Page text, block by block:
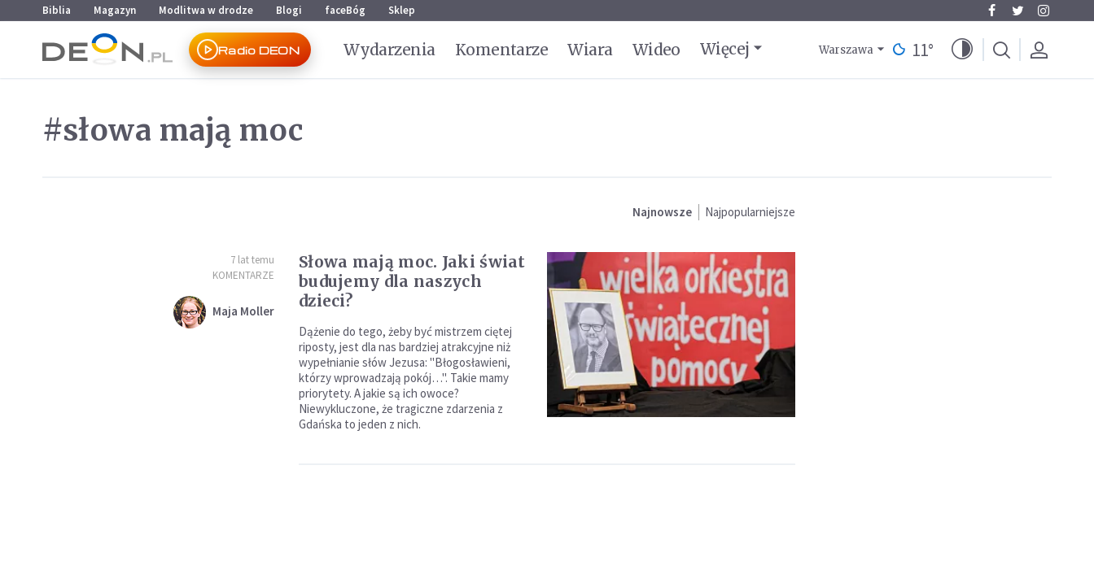
Przejdź do menu głównego
Przejdź do treści
Biblia Magazyn Modlitwa w drodze Blogi faceBóg Sklep
Radio DEON Wydarzenia Komentarze Wiara Wideo Więcej Warszawa 11°
#słowa mają moc
Najnowsze Najpopularniejsze
7 lat temu
KOMENTARZE
Maja Moller
Słowa mają moc. Jaki świat
budujemy dla naszych
dzieci?
Dążenie do tego, żeby być mistrzem ciętej
riposty, jest dla nas bardziej atrakcyjne niż
wypełnianie słów Jezusa: "Błogosławieni,
którzy wprowadzają pokój…". Takie mamy
priorytety. A jakie są ich owoce?
Niewykluczone, że tragiczne zdarzenia z
Gdańska to jeden z nich.